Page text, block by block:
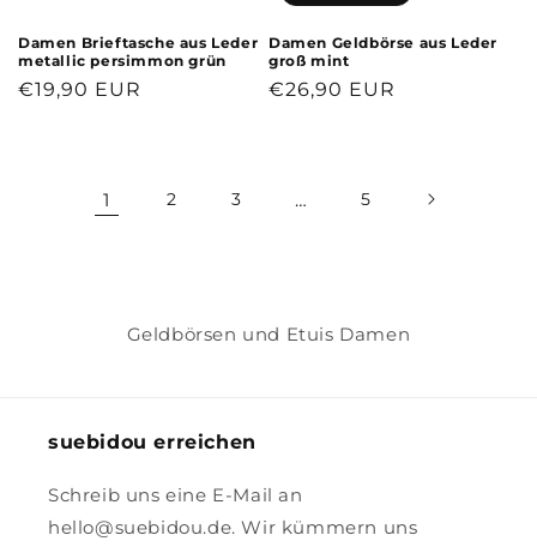
Damen Brieftasche aus Leder
metallic persimmon grün
Normaler
€19,90 EUR
Damen Geldbörse aus Leder
groß mint
Normaler
€26,90 EUR
1 2 3 … 5
Geldbörsen und Etuis Damen
suebidou erreichen
Schreib uns eine E-Mail an
hello@suebidou.de. Wir kümmern uns